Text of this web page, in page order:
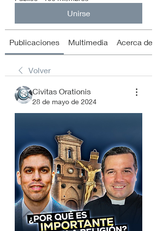
Unirse
Publicaciones Multimedia Acerca de
Volver
Civitas Orationis
28 de mayo de 2024